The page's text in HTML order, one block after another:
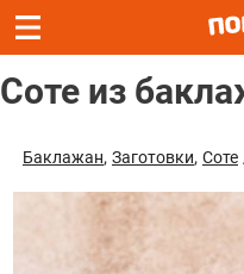
Соте из
Баклажан, Заготовки, Соте